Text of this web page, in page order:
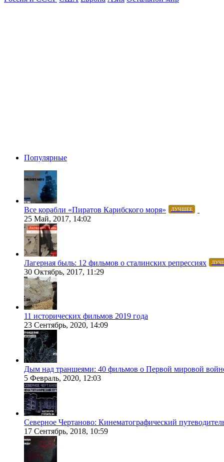
Популярные
Все корабли «Пиратов Карибского моря» ЛУЧШЕЕ
25 Май, 2017, 14:02
Лагерная быль: 12 фильмов о сталинских репрессиях
30 Октябрь, 2017, 11:29
11 исторических фильмов 2019 года
23 Сентябрь, 2020, 14:09
Дым над траншеями: 40 фильмов о Первой мировой
5 Февраль, 2020, 12:03
Северное Чертаново: Кинематографический
17 Сентябрь, 2018, 10:59